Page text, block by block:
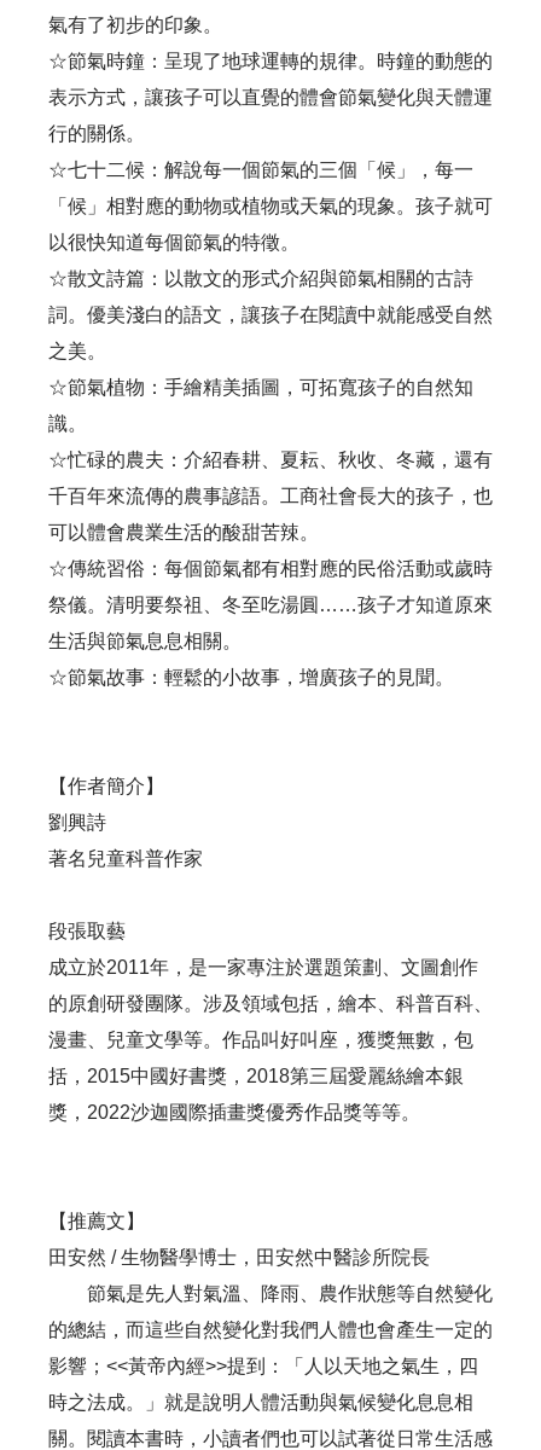
氣有了初步的印象。
☆節氣時鐘：呈現了地球運轉的規律。時鐘的動態的
表示方式，讓孩子可以直覺的體會節氣變化與天體運
行的關係。
☆七十二候：解說每一個節氣的三個「候」，每一
「候」相對應的動物或植物或天氣的現象。孩子就可
以很快知道每個節氣的特徵。
☆散文詩篇：以散文的形式介紹與節氣相關的古詩
詞。優美淺白的語文，讓孩子在閱讀中就能感受自然
之美。
☆節氣植物：手繪精美插圖，可拓寬孩子的自然知
識。
☆忙碌的農夫：介紹春耕、夏耘、秋收、冬藏，還有
千百年來流傳的農事諺語。工商社會長大的孩子，也
可以體會農業生活的酸甜苦辣。
☆傳統習俗：每個節氣都有相對應的民俗活動或歲時
祭儀。清明要祭祖、冬至吃湯圓……孩子才知道原來
生活與節氣息息相關。
☆節氣故事：輕鬆的小故事，增廣孩子的見聞。
【作者簡介】
劉興詩
著名兒童科普作家
段張取藝
成立於2011年，是一家專注於選題策劃、文圖創作
的原創研發團隊。涉及領域包括，繪本、科普百科、
漫畫、兒童文學等。作品叫好叫座，獲獎無數，包
括，2015中國好書獎，2018第三屆愛麗絲繪本銀
獎，2022沙迦國際插畫獎優秀作品獎等等。
【推薦文】
田安然 / 生物醫學博士，田安然中醫診所院長
節氣是先人對氣溫、降雨、農作狀態等自然變化
的總結，而這些自然變化對我們人體也會產生一定的
影響；<<黃帝內經>>提到：「人以天地之氣生，四
時之法成。」就是說明人體活動與氣候變化息息相
關。閱讀本書時，小讀者們也可以試著從日常生活感